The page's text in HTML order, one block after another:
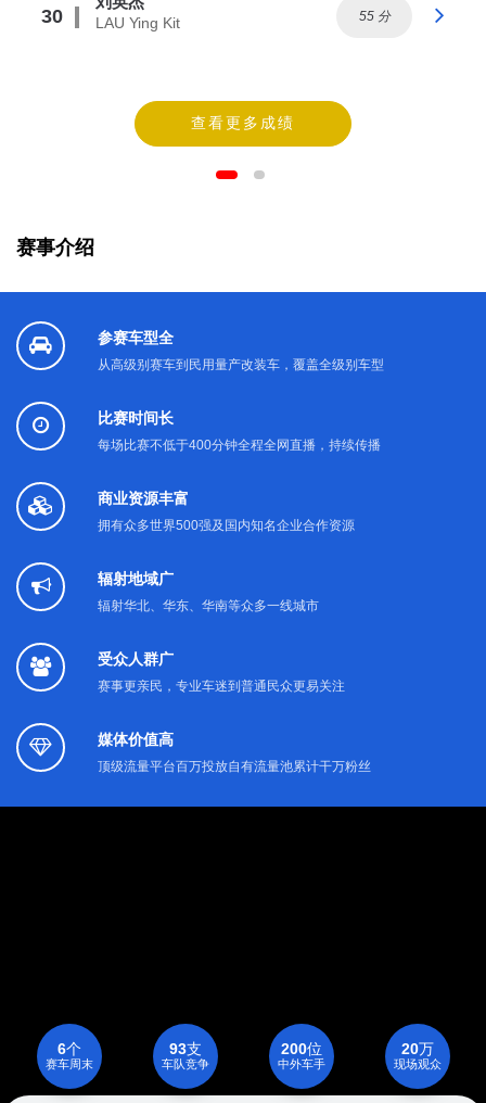
30 LAU Ying Kit 55 分
查看更多成绩
赛事介绍
参赛车型全
从高级别赛车到民用量产改装车，覆盖全级别车型
比赛时间长
每场比赛不低于400分钟全程全网直播，持续传播
商业资源丰富
拥有众多世界500强及国内知名企业合作资源
辐射地域广
辐射华北、华东、华南等众多一线城市
受众人群广
赛事更亲民，专业车迷到普通民众更易关注
媒体价值高
顶级流量平台百万投放自有流量池累计干万粉丝
6个
赛车周末
93支
车队竞争
200位
中外车手
20万
现场观众